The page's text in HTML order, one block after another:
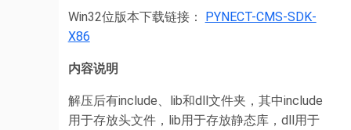
Win32位版本下载链接： PYNECT-CMS-SDK-
X86
内容说明
解压后有include、lib和dll文件夹，其中include
用于存放头文件，lib用于存放静态库，dll用于